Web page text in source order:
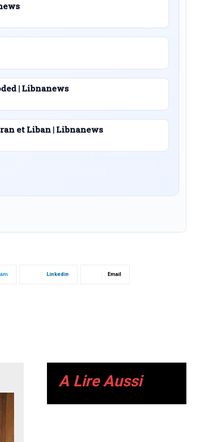
| Libnanews
et Liban | Libnanews
Linkedin Email
A Lire Aussi